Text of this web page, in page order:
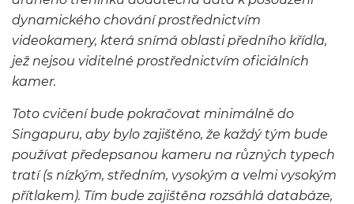
dynamického chování prostřednictvím
videokamery, která snímá oblasti předního křídla,
jež nejsou viditelné prostřednictvím oficiálních
kamer.
Toto cvičení bude pokračovat minimálně do
Singapuru, aby bylo zajištěno, že každý tým bude
používat předepsanou kameru na různých typech
tratí (s nízkým, středním, vysokým a velmi vysokým
přítlakem). Tím bude zajištěna rozsáhlá databáze,